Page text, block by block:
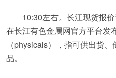
10:30左右。长江现货报
在长江有色金属网官方平台发
（physicals），指可供出货
品。